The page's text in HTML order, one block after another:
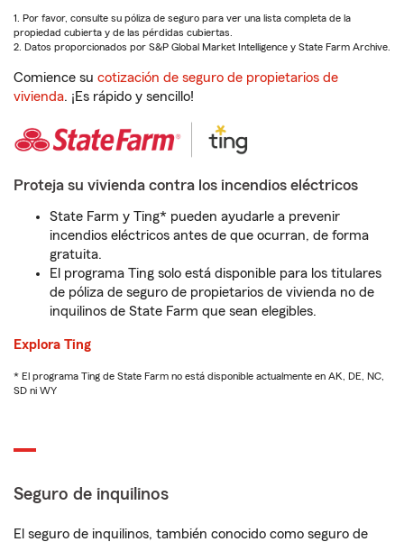
1. Por favor, consulte su póliza de seguro para ver una lista completa de la
propiedad cubierta y de las pérdidas cubiertas.
2. Datos proporcionados por S&P Global Market Intelligence y State Farm Archive.
Comience su cotización de seguro de propietarios de
vivienda. ¡Es rápido y sencillo!
Proteja su vivienda contra los incendios eléctricos
State Farm y Ting* pueden ayudarle a prevenir
incendios eléctricos antes de que ocurran, de forma
gratuita.
El programa Ting solo está disponible para los titulares
de póliza de seguro de propietarios de vivienda no de
inquilinos de State Farm que sean elegibles.
Explora Ting
* El programa Ting de State Farm no está disponible actualmente en AK, DE, NC,
SD ni WY
Seguro de inquilinos
El seguro de inquilinos, también conocido como seguro de